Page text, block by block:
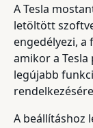
A Tesla
letöltött
engedélyezi,
amikor a
legújabb
A beállításhoz